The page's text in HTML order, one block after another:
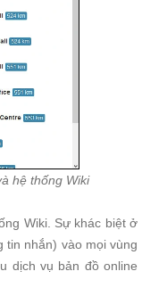
hệ thống Wiki
Wiki. Sự khác biệt ở
tin nhắn) vào mọi vùng
dịch vụ bản đồ online